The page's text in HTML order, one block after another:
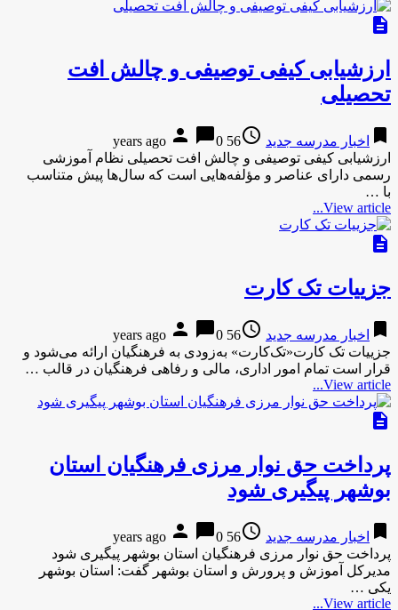
description
ارزشیابی کیفی توصیفی و چالش افت
تحصیلی
bookmark اخبار مدرسه جدید access_time
56 years ago
person chat_bubble0
ارزشیابی کیفی توصیفی و چالش افت تحصیلی نظام آموزشی
رسمی دارای عناصر و مؤلفه­‌هایی است که سال‌ها پیش متناسب
با …
View article...
description
جزییات تک کارت
bookmark اخبار مدرسه جدید access_time
56 years ago
person chat_bubble0
جزییات تک کارت«تک‌کارت» به‌زودی به فرهنگیان ارائه می‌شود و
قرار است تمام امور اداری، مالی و رفاهی فرهنگیان در قالب …
View article...
description
پرداخت حق نوار مرزی فرهنگیان استان
بوشهر پیگیری شود
bookmark اخبار مدرسه جدید access_time
56 years ago
person chat_bubble0
پرداخت حق نوار مرزی فرهنگیان استان بوشهر پیگیری شود
مدیرکل آموزش و پرورش و استان بوشهر گفت: استان بوشهر
یکی …
View article...